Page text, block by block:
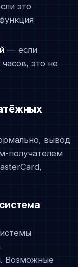
это
— если
это не
вывод
получателем
Возможные